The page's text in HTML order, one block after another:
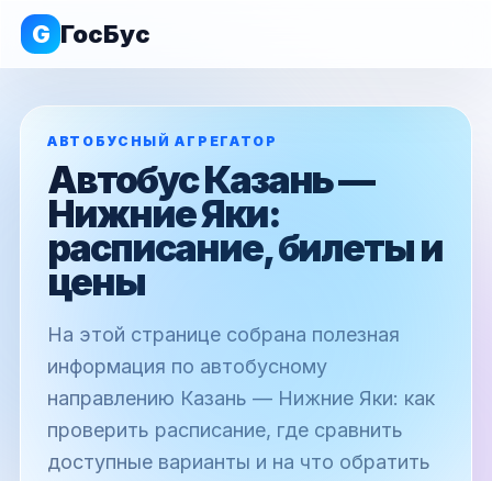
G ГосБус
АВТОБУСНЫЙ АГРЕГАТОР
Автобус Казань —
Нижние Яки:
расписание, билеты и
цены
На этой странице собрана полезная
информация по автобусному
направлению Казань — Нижние Яки: как
проверить расписание, где сравнить
доступные варианты и на что обратить